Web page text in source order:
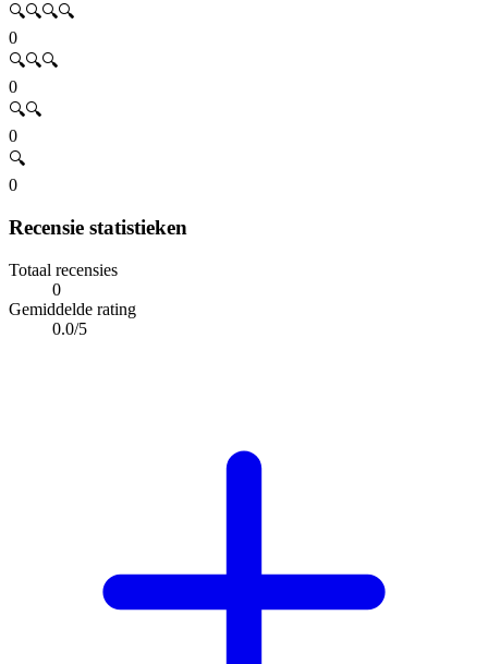
🔍🔍🔍🔍
0
🔍🔍🔍
0
🔍🔍
0
🔍
0
Recensie statistieken
Totaal recensies
0
Gemiddelde rating
0.0/5